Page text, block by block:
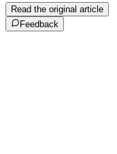
Read the original article
Feedback